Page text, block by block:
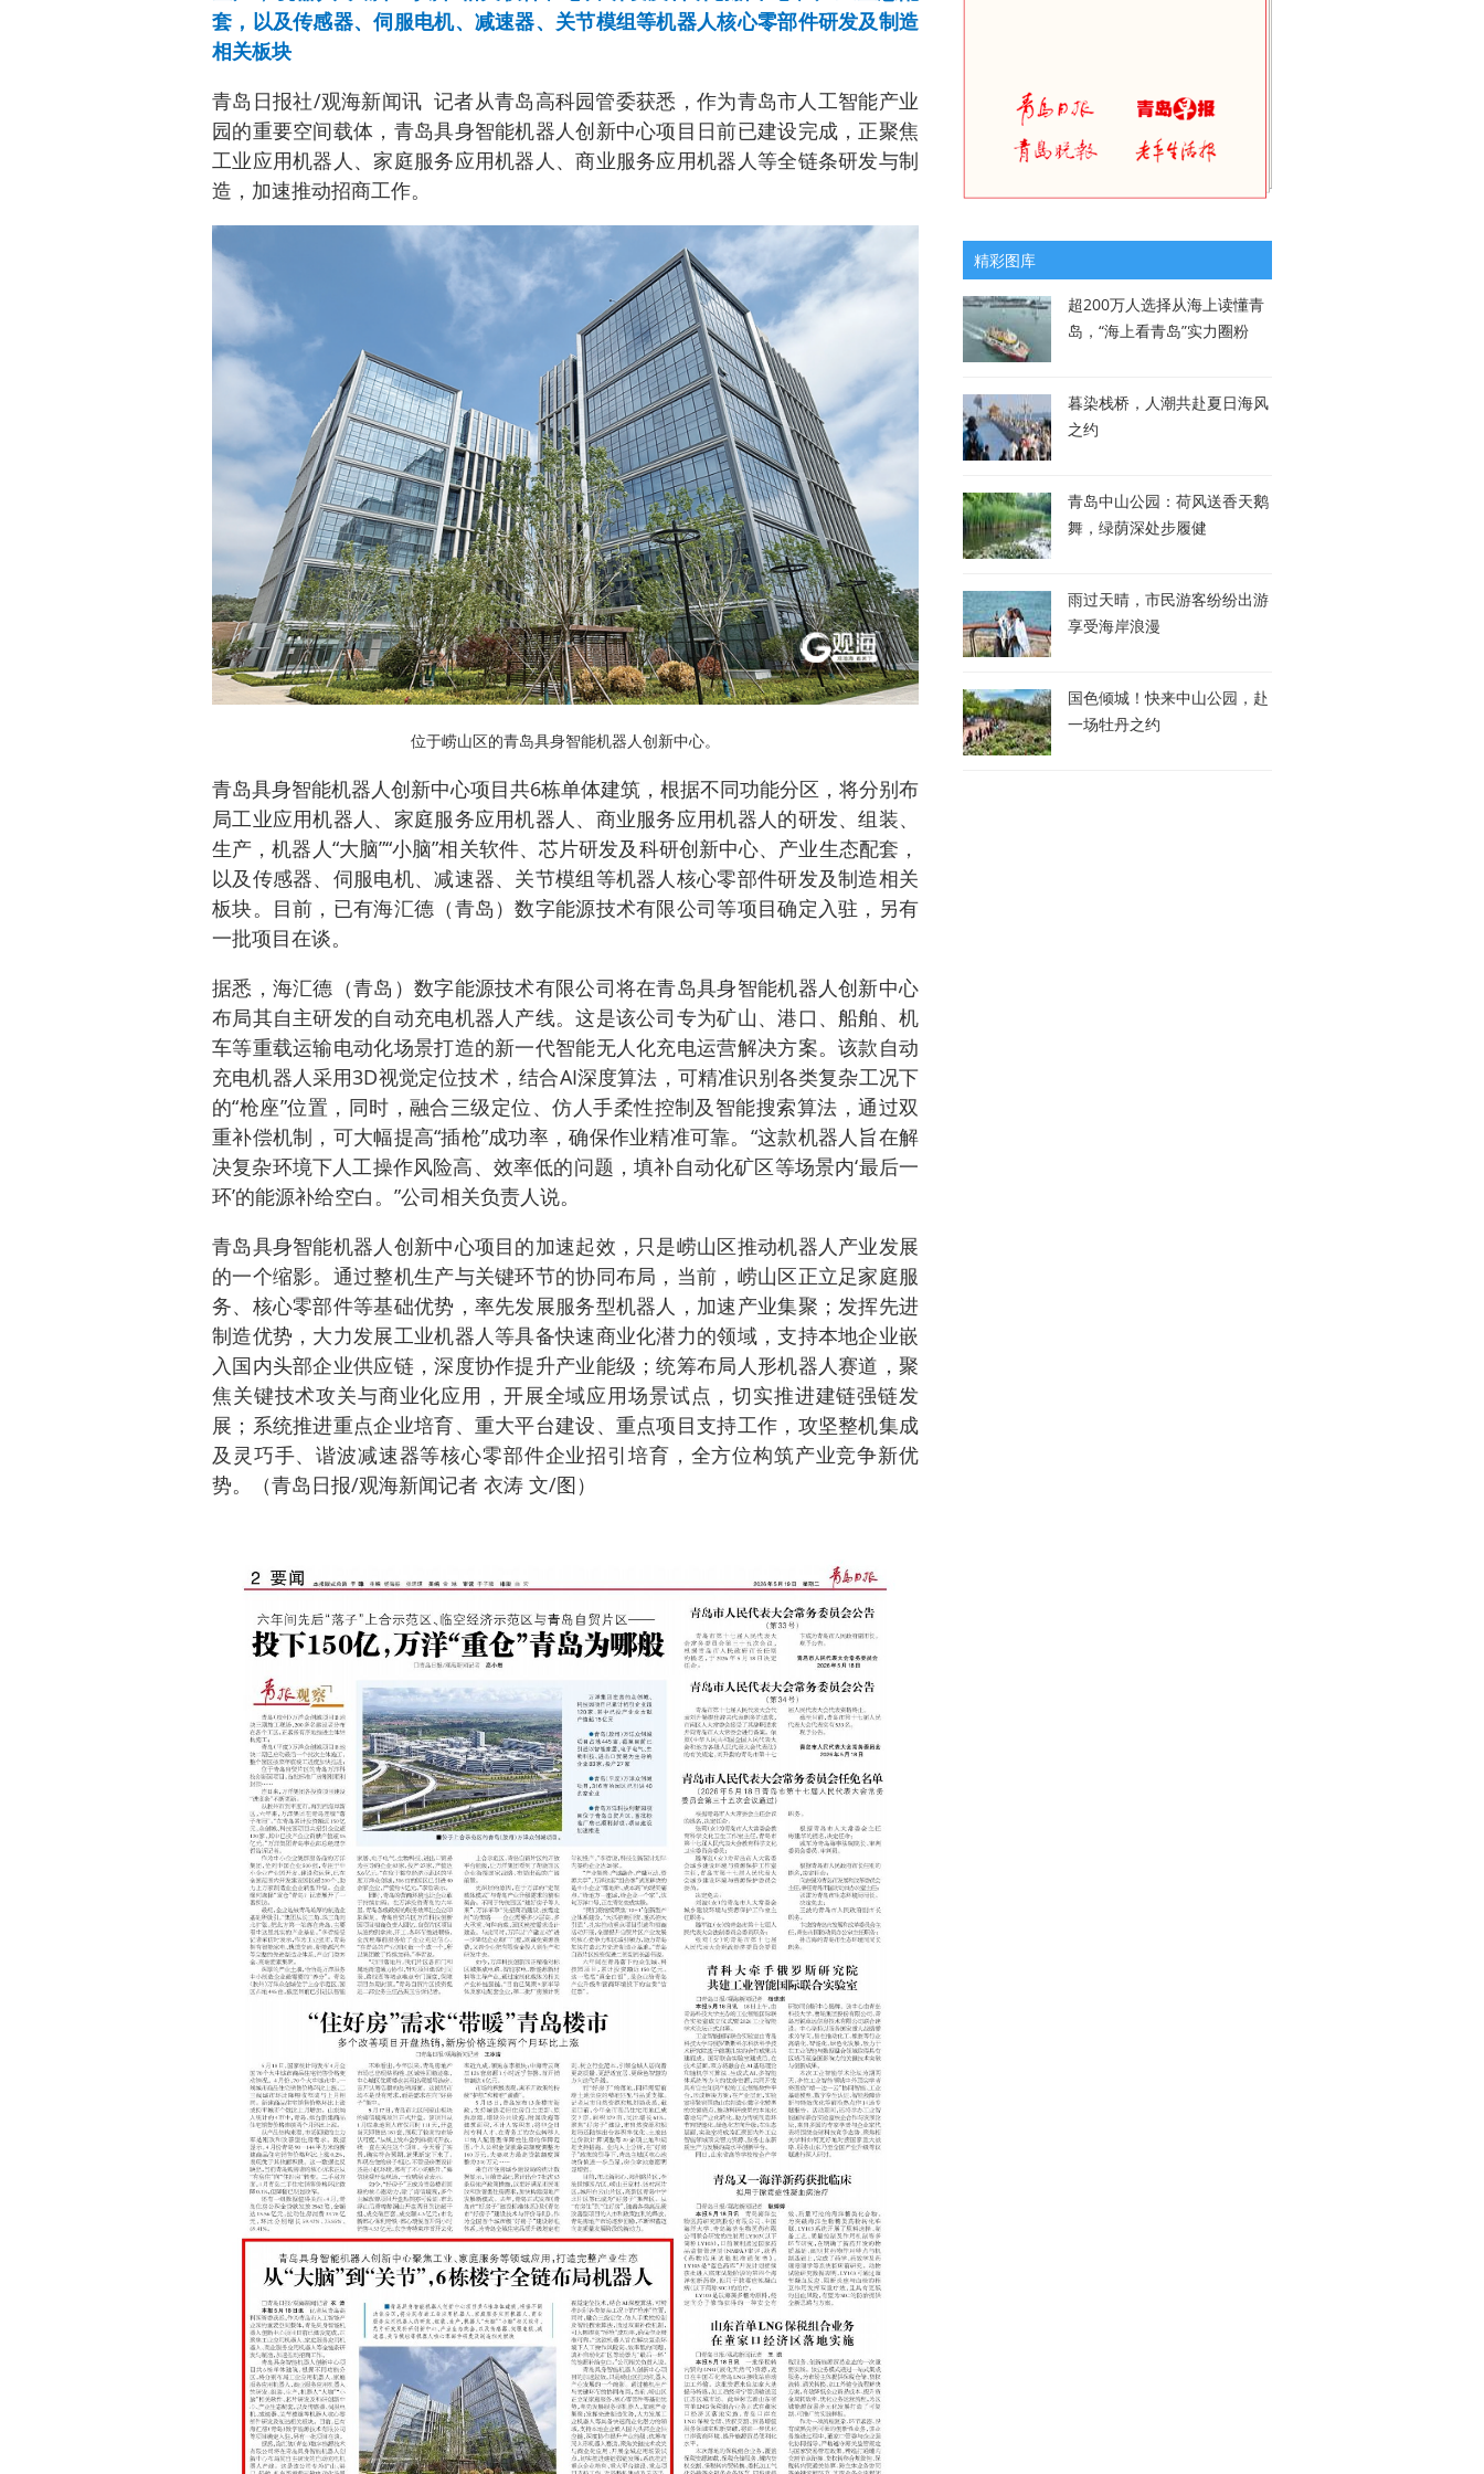
套，以及传感器、伺服电机、减速器、关节模组等机器人核心零部件研发及制造
相关板块
青岛日报社/观海新闻讯 记者从青岛高科园管委获悉，作为青岛市人工智能产业
园的重要空间载体，青岛具身智能机器人创新中心项目日前已建设完成，正聚焦
工业应用机器人、家庭服务应用机器人、商业服务应用机器人等全链条研发与制
造，加速推动招商工作。
位于崂山区的青岛具身智能机器人创新中心。
青岛具身智能机器人创新中心项目共6栋单体建筑，根据不同功能分区，将分别布
局工业应用机器人、家庭服务应用机器人、商业服务应用机器人的研发、组装、
生产，机器人“大脑”“小脑”相关软件、芯片研发及科研创新中心、产业生态配套，
以及传感器、伺服电机、减速器、关节模组等机器人核心零部件研发及制造相关
板块。目前，已有海汇德（青岛）数字能源技术有限公司等项目确定入驻，另有
一批项目在谈。
据悉，海汇德（青岛）数字能源技术有限公司将在青岛具身智能机器人创新中心
布局其自主研发的自动充电机器人产线。这是该公司专为矿山、港口、船舶、机
车等重载运输电动化场景打造的新一代智能无人化充电运营解决方案。该款自动
充电机器人采用3D视觉定位技术，结合AI深度算法，可精准识别各类复杂工况下
的“枪座”位置，同时，融合三级定位、仿人手柔性控制及智能搜索算法，通过双
重补偿机制，可大幅提高“插枪”成功率，确保作业精准可靠。“这款机器人旨在解
决复杂环境下人工操作风险高、效率低的问题，填补自动化矿区等场景内‘最后一
环’的能源补给空白。”公司相关负责人说。
青岛具身智能机器人创新中心项目的加速起效，只是崂山区推动机器人产业发展
的一个缩影。通过整机生产与关键环节的协同布局，当前，崂山区正立足家庭服
务、核心零部件等基础优势，率先发展服务型机器人，加速产业集聚；发挥先进
制造优势，大力发展工业机器人等具备快速商业化潜力的领域，支持本地企业嵌
入国内头部企业供应链，深度协作提升产业能级；统筹布局人形机器人赛道，聚
焦关键技术攻关与商业化应用，开展全域应用场景试点，切实推进建链强链发
展；系统推进重点企业培育、重大平台建设、重点项目支持工作，攻坚整机集成
及灵巧手、谐波减速器等核心零部件企业招引培育，全方位构筑产业竞争新优
势。（青岛日报/观海新闻记者 衣涛 文/图）
精彩图库
超200万人选择从海上读懂青
岛，“海上看青岛”实力圈粉
暮染栈桥，人潮共赴夏日海风
之约
青岛中山公园：荷风送香天鹅
舞，绿荫深处步履健
雨过天晴，市民游客纷纷出游
享受海岸浪漫
国色倾城！快来中山公园，赴
一场牡丹之约